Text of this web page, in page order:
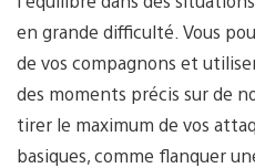
en grande difficulté. Vous
de vos compagnons et
des moments précis sur de
tirer le maximum de vos
basiques, comme flanquer